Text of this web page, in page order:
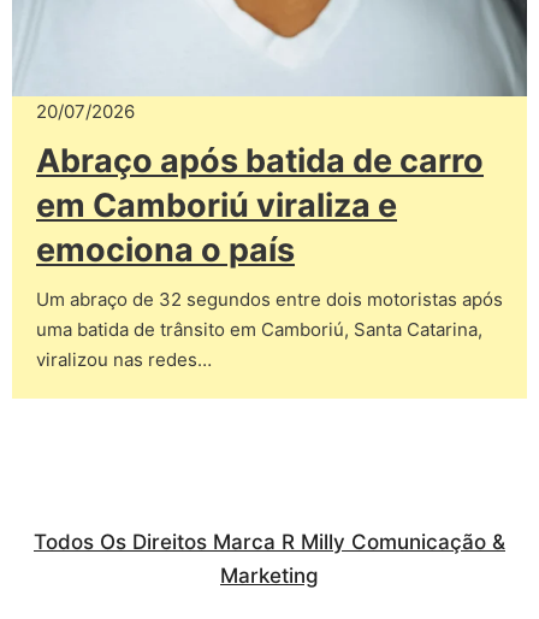
20/07/2026
Abraço após batida de carro
em Camboriú viraliza e
emociona o país
Um abraço de 32 segundos entre dois motoristas após
uma batida de trânsito em Camboriú, Santa Catarina,
viralizou nas redes…
Todos Os Direitos Marca R Milly Comunicação &
Marketing